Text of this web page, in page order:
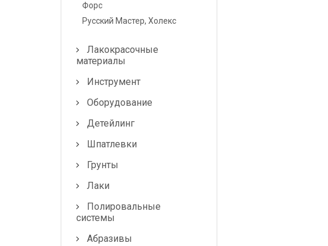
Форс
Русский Мастер, Холекс
Лакокрасочные
материалы
Инструмент
Оборудование
Детейлинг
Шпатлевки
Грунты
Лаки
Полировальные
системы
Абразивы